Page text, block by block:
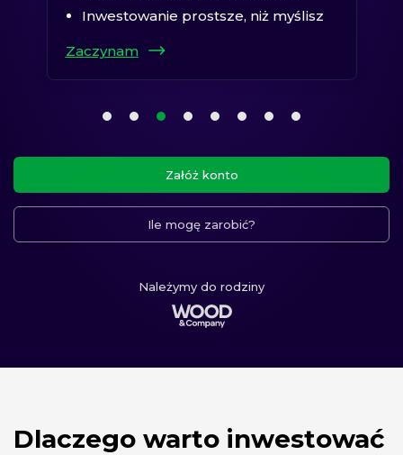
Inwestowanie prostsze, niż myślisz
Zaczynam
1. element karuzeli
2. element karuzeli
3. element karuzeli
(aktualny element)
4. element karuzeli
5. element karuzeli
6. element karuzeli
7. element karuzeli
8. element
Załóż konto
Ile mogę zarobić?
Należymy do rodziny
Dlaczego warto inwestować